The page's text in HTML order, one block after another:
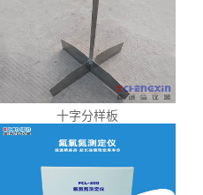
十字分样板